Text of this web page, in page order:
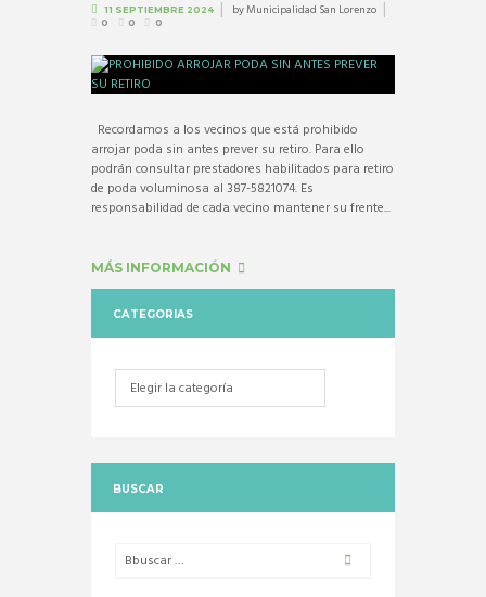
11 SEPTIEMBRE 2024 byMunicipalidad San Lorenzo
0 0 0
Recordamos a los vecinos que está prohibido
arrojar poda sin antes prever su retiro. Para ello
podrán consultar prestadores habilitados para retiro
de poda voluminosa al 387-5821074. Es
responsabilidad de cada vecino mantener su frente...
MÁS INFORMACIÓN
CATEGORIAS
Categorias
BUSCAR